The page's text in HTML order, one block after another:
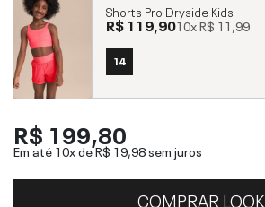
Shorts Pro Dryside Kids
R$ 119,9010xR$ 11,99
14
R$ 199,80
Em até 10x deR$ 19,98sem juros
COMPRAR LOOK